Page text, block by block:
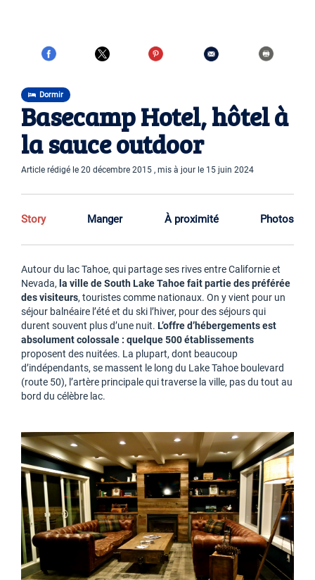
Dormir
Basecamp Hotel, hôtel à
la sauce outdoor
Article rédigé le 20 décembre 2015 , mis à jour le 15 juin 2024
Story Manger À proximité Photos
Autour du lac Tahoe, qui partage ses rives entre Californie et
Nevada, la ville de South Lake Tahoe fait partie des préférée
des visiteurs, touristes comme nationaux. On y vient pour un
séjour balnéaire l’été et du ski l’hiver, pour des séjours qui
durent souvent plus d’une nuit. L’offre d’hébergements est
absolument colossale : quelque 500 établissements
proposent des nuitées. La plupart, dont beaucoup
d’indépendants, se massent le long du Lake Tahoe boulevard
(route 50), l’artère principale qui traverse la ville, pas du tout au
bord du célèbre lac.